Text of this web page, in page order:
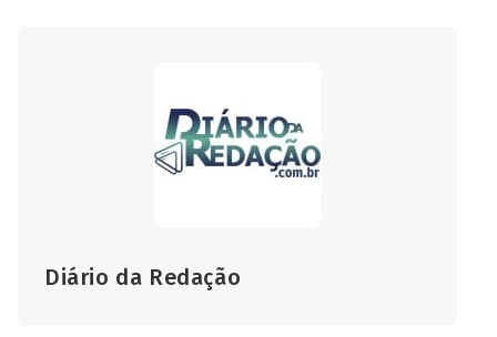
Diário da Redação